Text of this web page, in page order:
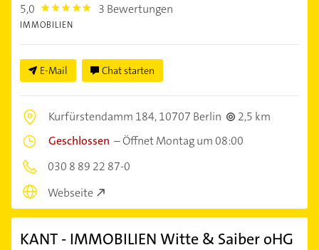
5,0 5.0 3 Bewertungen
IMMOBILIEN
E-Mail Chat starten
Kurfürstendamm 184,10707 Berlin
2,5 km
Geschlossen –Öffnet Montag um 08:00
030 8 89 22 87-0
Webseite
KANT - IMMOBILIEN Witte & Saiber oHG